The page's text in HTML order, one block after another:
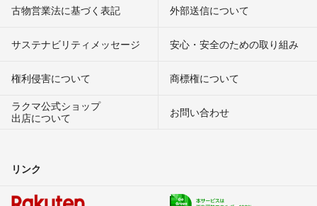
古物営業法に基づく表記 外部送信について
サステナビリティメッセージ 安心・安全のための取り組み
権利侵害について
商標権について
ラクマ公式ショップ
出店について
お問い合わせ
リンク